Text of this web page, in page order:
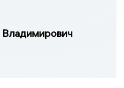
Владимирович